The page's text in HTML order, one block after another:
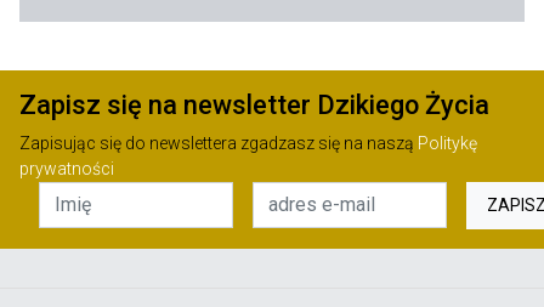
Zapisz się na newsletter Dzikiego Życia
Zapisując się do newslettera zgadzasz się na naszą Politykę
prywatności